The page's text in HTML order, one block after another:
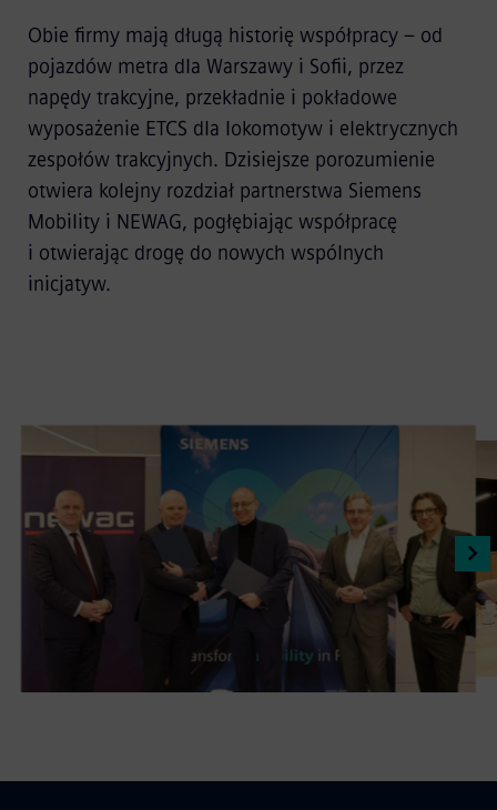
Obie firmy mają długą historię współpracy – od
pojazdów metra dla Warszawy i Sofii, przez
napędy trakcyjne, przekładnie i pokładowe
wyposażenie ETCS dla lokomotyw i elektrycznych
zespołów trakcyjnych. Dzisiejsze porozumienie
otwiera kolejny rozdział partnerstwa Siemens
Mobility i NEWAG, pogłębiając współpracę
i otwierając drogę do nowych wspólnych
inicjatyw.